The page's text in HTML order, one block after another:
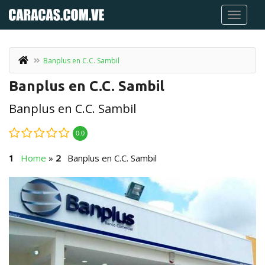
Banplus en C.C. Sambil
Banplus en C.C. Sambil
Banplus en C.C. Sambil
0.0
Home » Banplus en C.C. Sambil